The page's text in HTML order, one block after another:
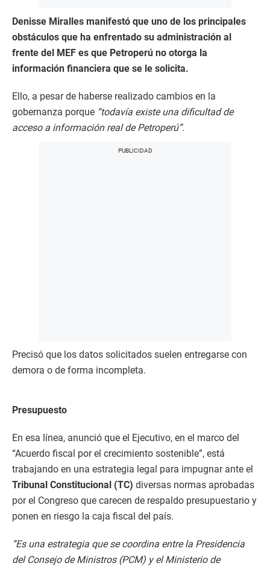
Denisse Miralles manifestó que uno de los principales
obstáculos que ha enfrentado su administración al
frente del MEF es que Petroperú no otorga la
información financiera que se le solicita.
Ello, a pesar de haberse realizado cambios en la
gobernanza porque “todavía existe una dificultad de
acceso a información real de Petroperú”.
Precisó que los datos solicitados suelen entregarse con
demora o de forma incompleta.
Presupuesto
En esa línea, anunció que el Ejecutivo, en el marco del
“Acuerdo fiscal por el crecimiento sostenible”, está
trabajando en una estrategia legal para impugnar ante el
Tribunal Constitucional (TC) diversas normas aprobadas
por el Congreso que carecen de respaldo presupuestario y
ponen en riesgo la caja fiscal del país.
“Es una estrategia que se coordina entre la Presidencia
del Consejo de Ministros (PCM) y el Ministerio de